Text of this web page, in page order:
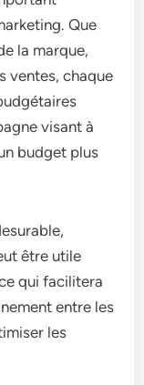
Que
la marque,
ventes, chaque
visant à
budget plus
être utile
qui facilitera
entre les
les